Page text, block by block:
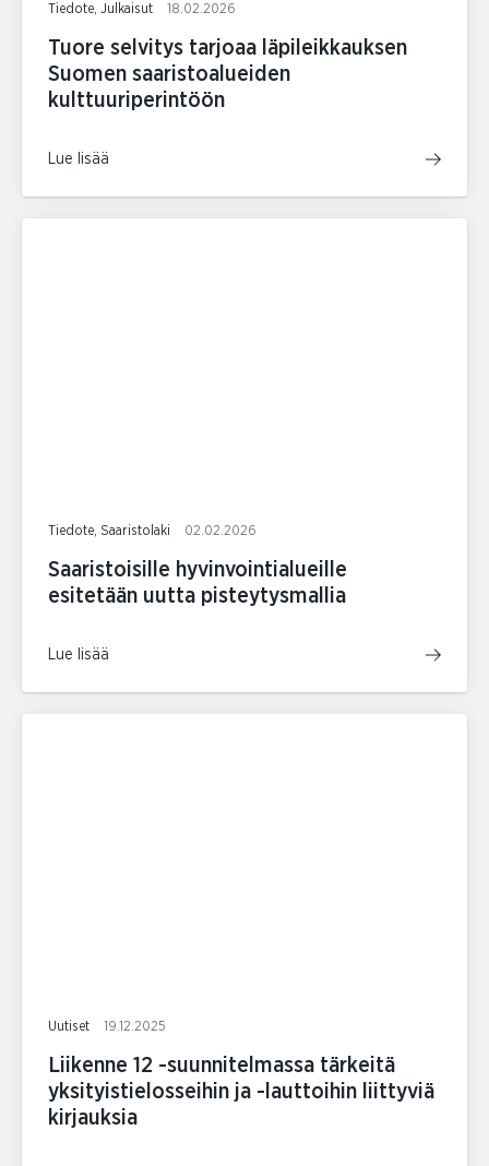
Tiedote, Julkaisut 18.02.2026
Tuore selvitys tarjoaa läpileikkauksen
Suomen saaristoalueiden
kulttuuriperintöön
Lue lisää
Tiedote, Saaristolaki 02.02.2026
Saaristoisille hyvinvointialueille
esitetään uutta pisteytysmallia
Lue lisää
Uutiset 19.12.2025
Liikenne 12 -suunnitelmassa tärkeitä
yksityistielosseihin ja -lauttoihin liittyviä
kirjauksia